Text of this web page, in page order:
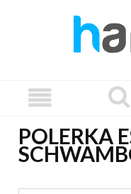
POLERKA